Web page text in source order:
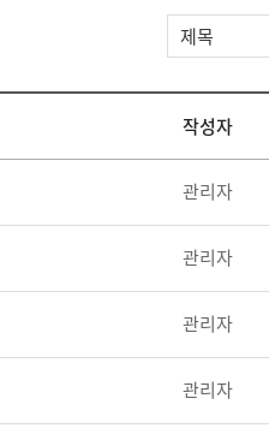
작성자
관리자
관리자
관리자
관리자